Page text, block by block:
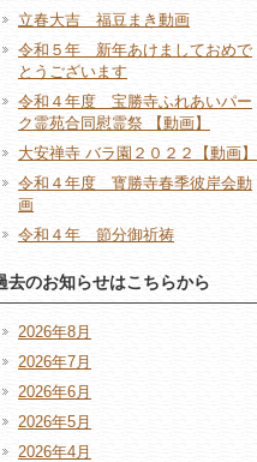
立春大吉 福豆まき動画
令和５年 新年あけましておめで
とうございます
令和４年度 宝勝寺ふれあいパー
ク霊苑合同慰霊祭 【動画】
大安禅寺 バラ園２０２２【動画】
令和４年度 寳勝寺春季彼岸会動
画
令和４年 節分御祈祷
去のお知らせはこちらから
2026年8月
2026年7月
2026年6月
2026年5月
2026年4月